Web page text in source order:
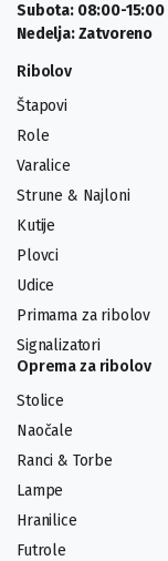
Subota: 08:00-15:00
Nedelja: Zatvoreno
Ribolov
Štapovi
Role
Varalice
Strune & Najloni
Kutije
Plovci
Udice
Primama za ribolov
Signalizatori
Oprema za ribolov
Stolice
Naočale
Ranci & Torbe
Lampe
Hranilice
Futrole